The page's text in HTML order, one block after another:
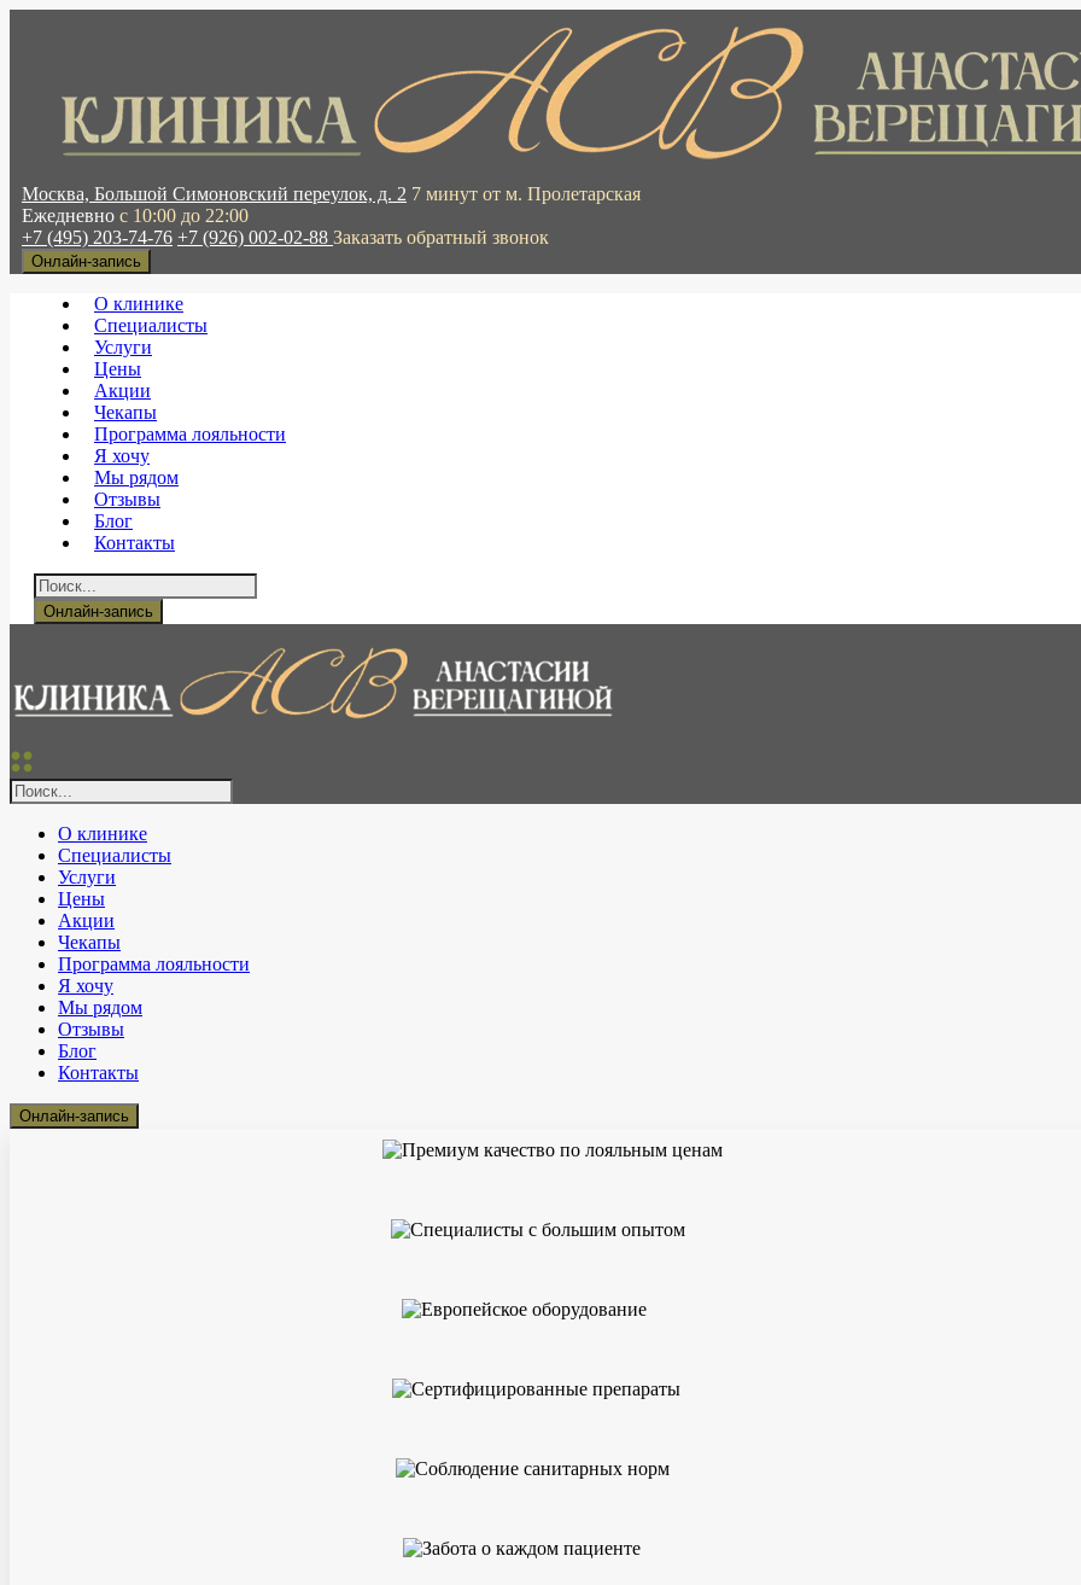
Москва, Большой Симоновский переулок, д. 2 7 минут от м. Пролетарская
Ежедневно с 10:00 до 22:00
+7 (495) 203-74-76 +7 (926) 002-02-88 Заказать обратный звонок
Онлайн-запись
О клинике
Специалисты
Услуги
Цены
Акции
Чекапы
Программа лояльности
Я хочу
Мы рядом
Отзывы
Блог
Контакты
Онлайн-запись
О клинике
Специалисты
Услуги
Цены
Акции
Чекапы
Программа лояльности
Я хочу
Мы рядом
Отзывы
Блог
Контакты
Онлайн-запись